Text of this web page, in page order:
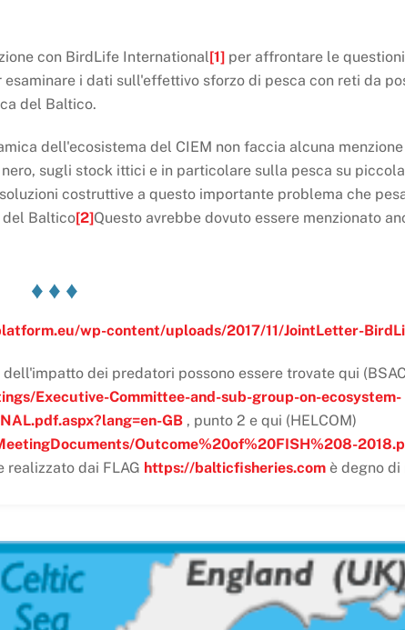
con BirdLife International[1] per affrontare le
i dati sull'effettivo sforzo di pesca con reti da
del Baltico.
dell'ecosistema del CIEM non faccia alcuna
sugli stock ittici e in particolare sulla pesca su
costruttive a questo importante problema che
del Baltico[2]Questo avrebbe dovuto essere menzionato
♦ ♦ ♦
wp-content/uploads/2017/11/JointLetter-
dei predatori possono essere trovate qui
Executive-Committee-and-sub-group-on-ecosystem-
GB , punto 2 e qui (HELCOM)
Outcome%20of%20FISH%208-
realizzato dai FLAG https://balticfisheries.com è degno di